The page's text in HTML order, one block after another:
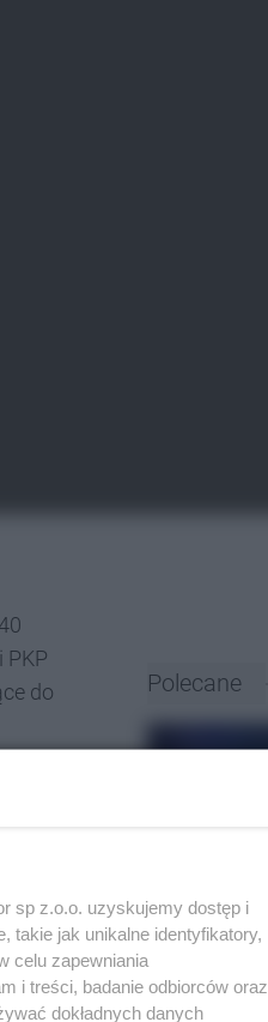
PKP
do
Polecane
sp z.o.o. uzyskujemy dostęp i
takie jak unikalne identyfikatory,
celu zapewniania
i treści, badanie odbiorców oraz
dokładnych danych